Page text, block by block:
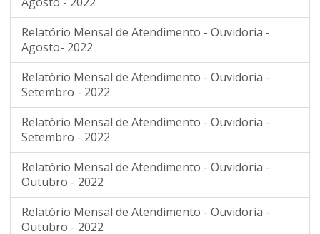
Relatório Mensal de Atendimento - Ouvidoria -
Agosto- 2022
Relatório Mensal de Atendimento - Ouvidoria -
Setembro - 2022
Relatório Mensal de Atendimento - Ouvidoria -
Setembro - 2022
Relatório Mensal de Atendimento - Ouvidoria -
Outubro - 2022
Relatório Mensal de Atendimento - Ouvidoria -
Outubro - 2022